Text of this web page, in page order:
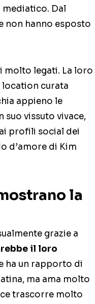
mediatico. Dal
non hanno esposto
molto legati. La loro
location curata
appieno le
suo vissuto vivace,
profili social dei
d’amore di Kim
la
grazie a
il loro
ha un rapporto di
ma ama molto
trascorre molto